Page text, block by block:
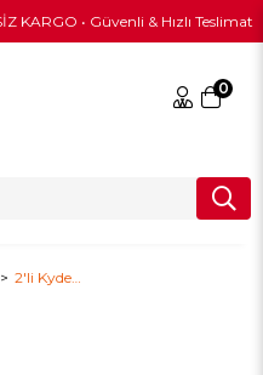
KARGO • Güvenli & Hızlı Teslimat
0